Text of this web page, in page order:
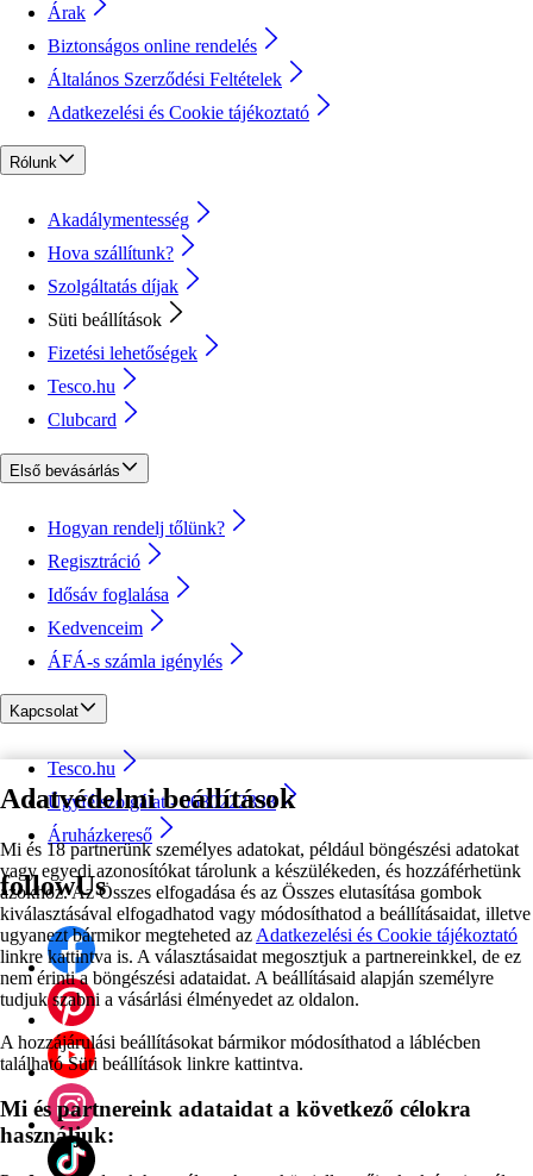
Adatvédelmi beállítások
Mi és 18 partnerünk személyes adatokat, például böngészési adatokat
vagy egyedi azonosítókat tárolunk a készülékeden, és hozzáférhetünk
azokhoz. Az Összes elfogadása és az Összes elutasítása gombok
kiválasztásával elfogadhatod vagy módosíthatod a beállításaidat, illetve
ugyanezt bármikor megteheted az Adatkezelési és Cookie tájékoztató
linkre kattintva is. A választásaidat megosztjuk a partnereinkkel, de ez
nem érinti a böngészési adataidat. A beállításaid alapján személyre
tudjuk szabni a vásárlási élményedet az oldalon.
A hozzájárulási beállításokat bármikor módosíthatod a láblécben
található Süti beállítások linkre kattintva.
Mi és partnereink adataidat a következő célokra
használjuk:
Árak
Biztonságos online rendelés
Általános Szerződési Feltételek
Adatkezelési és Cookie tájékoztató
Rólunk
Akadálymentesség
Hova szállítunk?
Szolgáltatás díjak
Süti beállítások
Fizetési lehetőségek
Tesco.hu
Clubcard
Első bevásárlás
Hogyan rendelj tőlünk?
Regisztráció
Idősáv foglalása
Kedvenceim
ÁFÁ-s számla igénylés
Kapcsolat
Tesco.hu
Ügyfélszolgálat - 0680222333
Áruházkereső
followUs